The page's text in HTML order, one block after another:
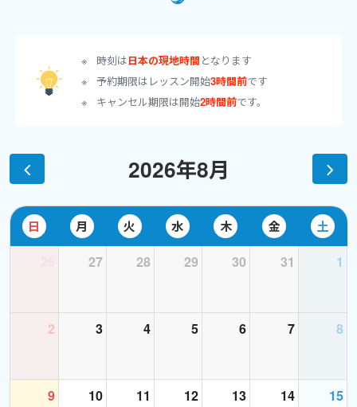
https://www.worldtalk.jp/mypages/instructor_profile/6988
と勉強会を行ったときの様子はコチラ
https://yukeyeigojuku.com/archives/meeting-with-meg-sensei.html
ワールドトークの愉快な先生方と「すきま英語」にて発信中。
ベトナムについての面白小話にクスっとしながら英語を学びまし
ょう。
お気軽にメッセージくださいね！
https://www.worldtalk.jp/blog/category/sukima/
中学生対応講師インタビュー 第8回：Meg先生｜中学生のためのオ
時刻は日本の現地時間 となります
予約期限はレッスン開始3時間前です
キャンセル期限は開始2時間前です。
2026年8月
日 月 火 水 木 金 土
27 28 29 30 31 1
2 3 4 5 6 7 8
9 10 11 12 13 14 15